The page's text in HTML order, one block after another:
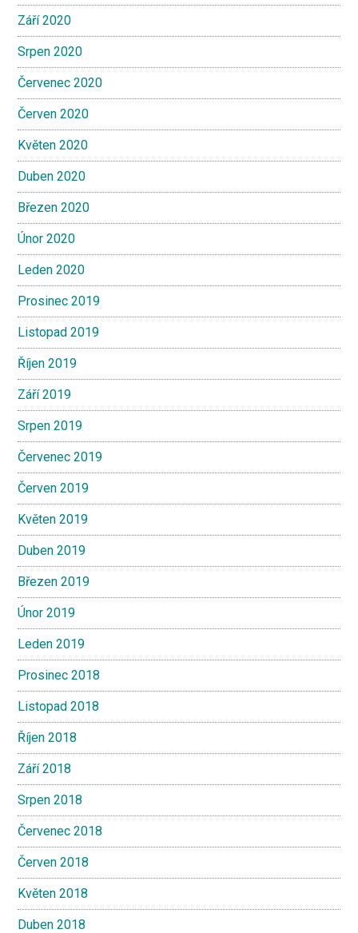
Září 2020
Srpen 2020
Červenec 2020
Červen 2020
Květen 2020
Duben 2020
Březen 2020
Únor 2020
Leden 2020
Prosinec 2019
Listopad 2019
Říjen 2019
Září 2019
Srpen 2019
Červenec 2019
Červen 2019
Květen 2019
Duben 2019
Březen 2019
Únor 2019
Leden 2019
Prosinec 2018
Listopad 2018
Říjen 2018
Září 2018
Srpen 2018
Červenec 2018
Červen 2018
Květen 2018
Duben 2018